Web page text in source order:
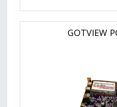
GOTVIEW